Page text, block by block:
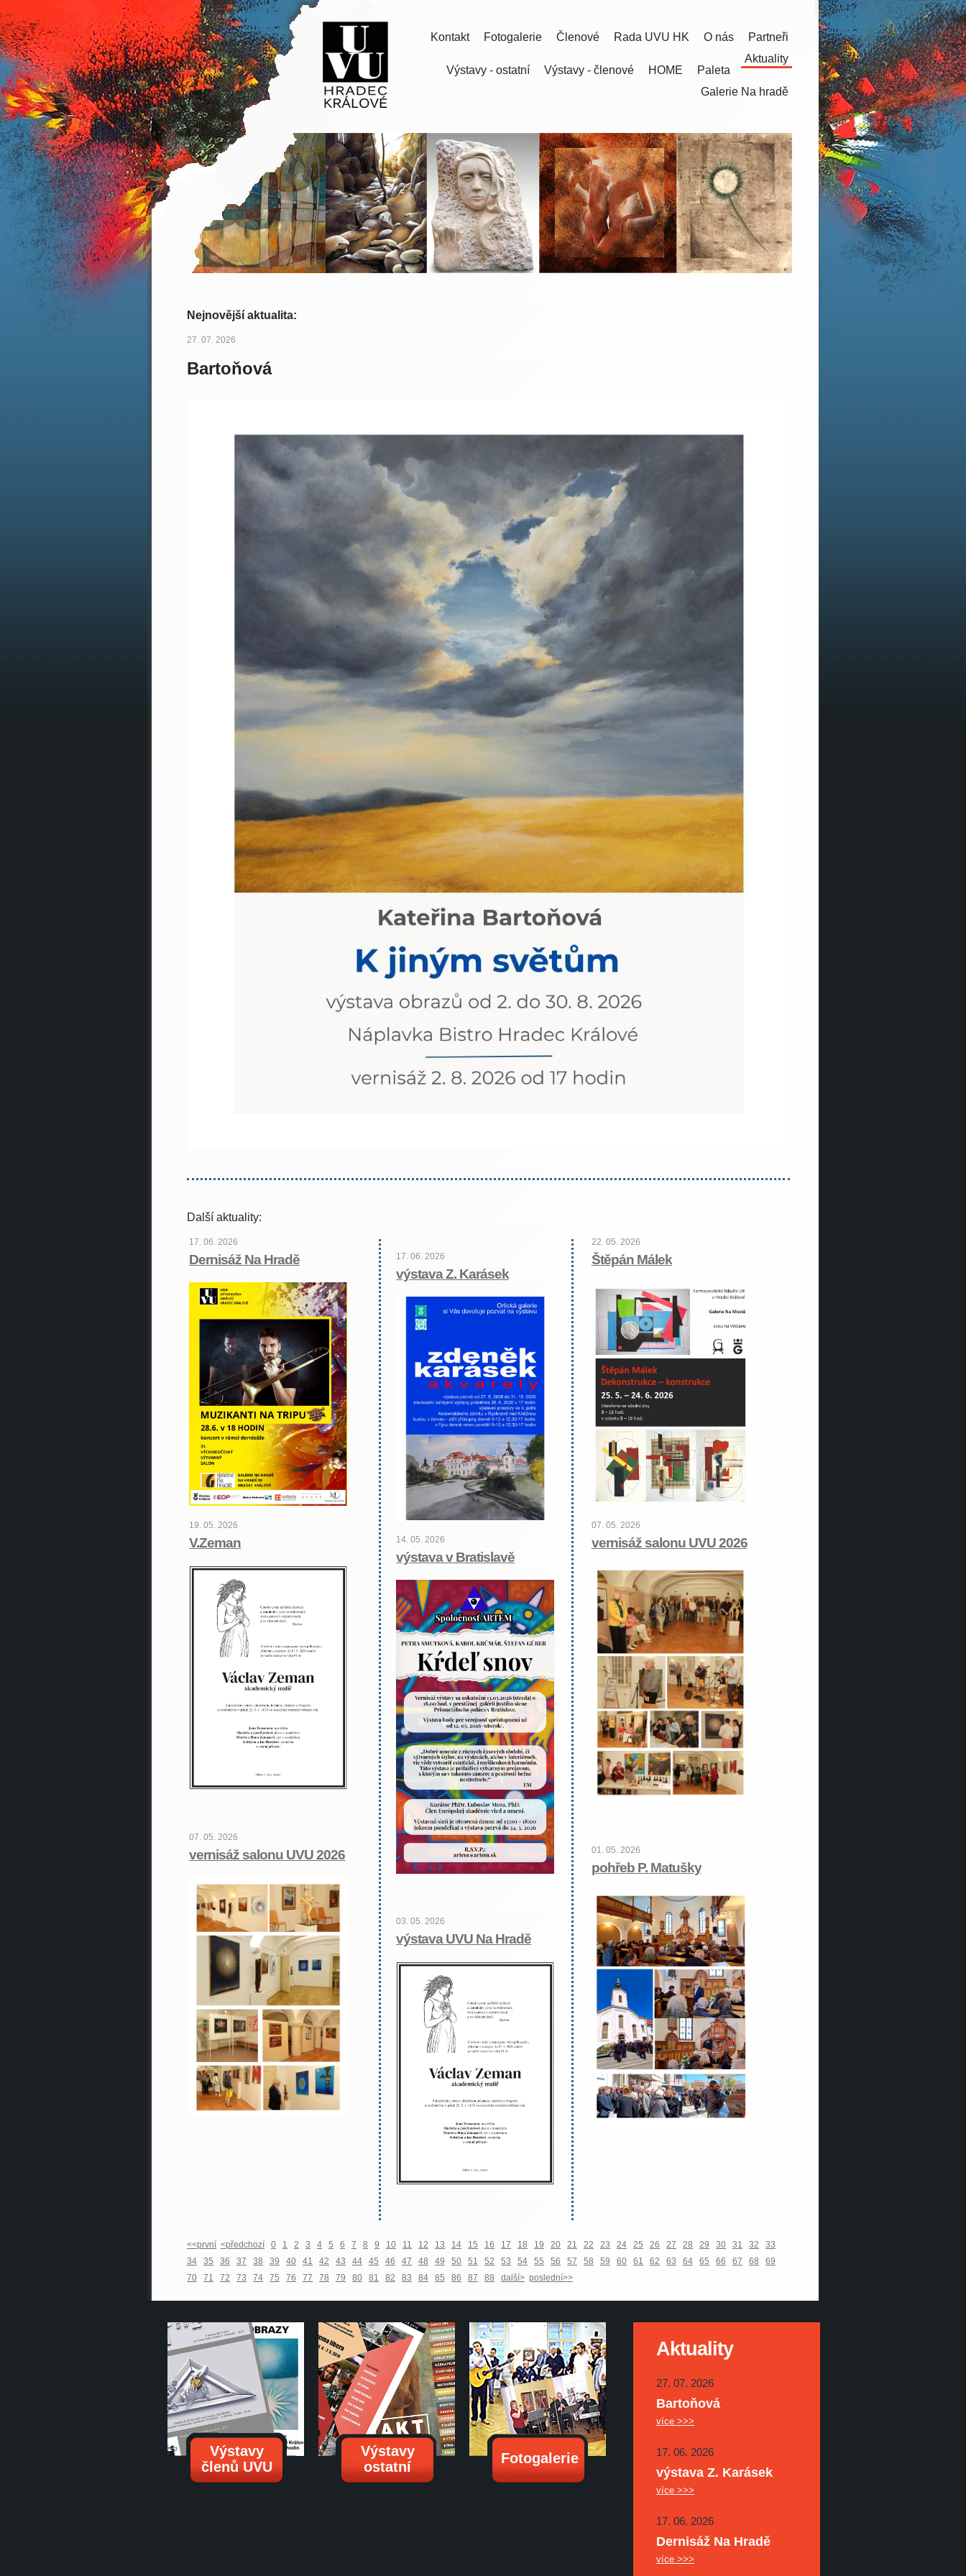
Partneři
O nás
Rada UVU HK
Členové
Fotogalerie
Kontakt
Aktuality
Paleta
HOME
Výstavy - členové
Výstavy - ostatní
Galerie Na hradě
Nejnovější aktualita:
27. 07. 2026
Bartoňová
Další aktuality:
17. 06. 2026
Dernisáž Na Hradě
19. 05. 2026
V.Zeman
07. 05. 2026
vernisáž salonu UVU 2026
22. 05. 2026
Štěpán Málek
07. 05. 2026
vernisáž salonu UVU 2026
01. 05. 2026
pohřeb P. Matušky
17. 06. 2026
výstava Z. Karásek
14. 05. 2026
výstava v Bratislavě
03. 05. 2026
výstava UVU Na Hradě
<<první <předchozí 0 1 2 3 4 5 6 7 8 9 10 11 12 13 14 15 16 17 18 19 20 21 22 23 24 25 26 27 28 29 30 31 32
33
34
35 36 37 38 39 40 41 42 43 44 45 46 47 48 49 50 51 52 53 54 55 56 57 58 59 60 61 62 63 64 65 66 67 68
69
70
71 72 73 74 75 76 77 78 79 80 81 82 83 84 85 86 87 88 další> poslední>>
Výstavy
členů UVU
Výstavy
ostatní
Fotogalerie
Aktuality
27. 07. 2026
Bartoňová
více >>>
17. 06. 2026
výstava Z. Karásek
více >>>
17. 06. 2026
Dernisáž Na Hradě
více >>>